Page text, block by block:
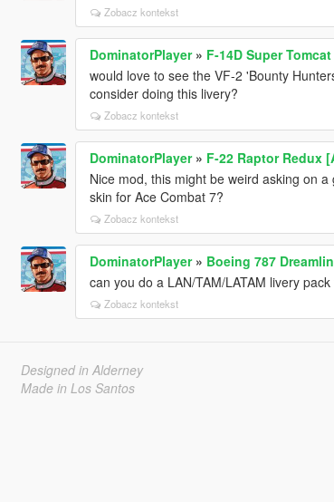
Zobacz kontekst
DominatorPlayer» F-14D Super
would love to see the VF-2 'Bounty
consider doing this livery?
Zobacz kontekst
DominatorPlayer» F-22 Raptor Redux
Nice mod, this might be weird asking on
skin for Ace Combat 7?
Zobacz kontekst
DominatorPlayer» Boeing 787
can you do a LAN/TAM/LATAM livery
Zobacz kontekst
Designed in Alderney
Made in Los Santos